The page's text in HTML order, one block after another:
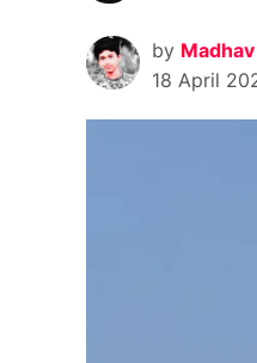
by
18 April